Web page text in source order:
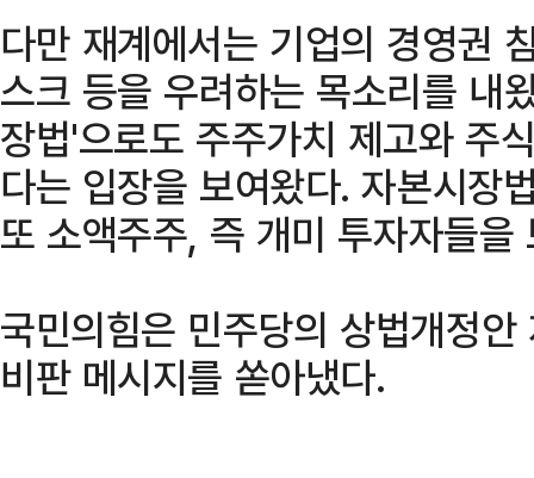
다만 재계에서는 기업의 경영권
스크 등을 우려하는 목소리를 내
장법'으로도 주주가치 제고와 주
다는 입장을 보여왔다. 자본시장
또 소액주주, 즉 개미 투자자들
국민의힘은 민주당의 상법개정
비판 메시지를 쏟아냈다.